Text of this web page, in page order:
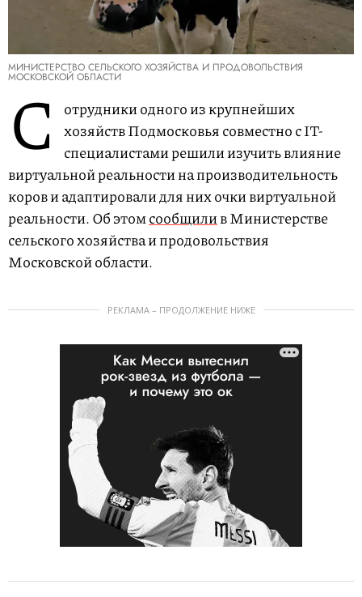
МИНИСТЕРСТВО СЕЛЬСКОГО ХОЗЯЙСТВА И ПРОДОВОЛЬСТВИЯ
МОСКОВСКОЙ ОБЛАСТИ
С
отрудники одного из крупнейших
хозяйств Подмосковья совместно с IT-
специалистами решили изучить влияние
виртуальной реальности на производительность
коров и адаптировали для них очки виртуальной
реальности. Об этомсообщилив Министерстве
сельского хозяйства и продовольствия
Московской области.
РЕКЛАМА – ПРОДОЛЖЕНИЕ НИЖЕ